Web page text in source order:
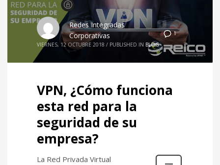
1
Redes Integradas
Corporativas
VIERNES, 12 OCTUBRE 2018 / PUBLISHED IN BLOG
VPN, ¿Cómo funciona
esta red para la
seguridad de su
empresa?
La Red Privada Virtual